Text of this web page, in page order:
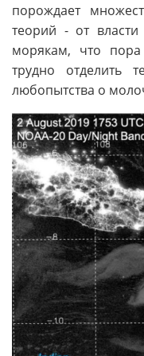
порождает
теорий - от
морякам, что
трудно отделить
любопытства о